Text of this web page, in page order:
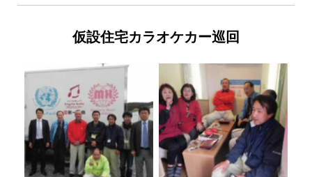
仮設住宅カラオケカー巡回
No Caption No Caption